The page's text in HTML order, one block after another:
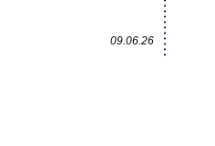
09.06.26